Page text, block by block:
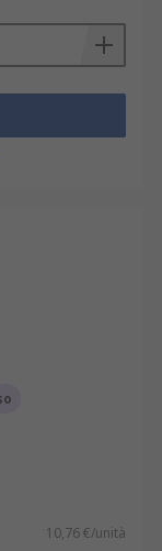
in una
elettrici,
10,76 €/unità